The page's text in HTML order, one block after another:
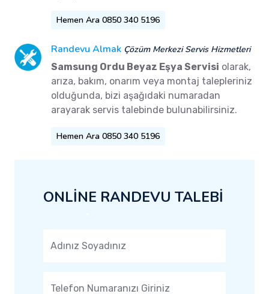
Hemen Ara 0850 340 5196
Randevu Almak Çözüm Merkezi Servis Hizmetleri
Samsung Ordu Beyaz Eşya Servisi olarak,
arıza, bakım, onarım veya montaj talepleriniz
olduğunda, bizi aşağıdaki numaradan
arayarak servis talebinde bulunabilirsiniz.
Hemen Ara 0850 340 5196
ONLİNE RANDEVU TALEBİ